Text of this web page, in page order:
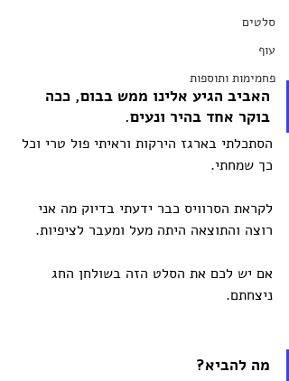
סלטים
עוף
פחמימות ותוספות
האביב הגיע אלינו ממש בבום, ככה
בוקר אחד בהיר ונעים.
הסתכלתי בארגז הירקות וראיתי פול טרי וכל
כך שמחתי.
לקראת הסרוויס כבר ידעתי בדיוק מה אני
רוצה והתוצאה היתה מעל ומעבר לציפיות.
אם יש לכם את הסלט הזה בשולחן החג
ניצחתם.
מה להביא?